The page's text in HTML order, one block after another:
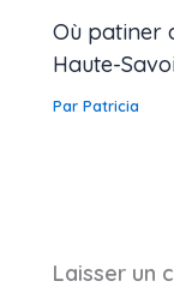
Où patiner
Haute-
ParPatricia
Laisser un